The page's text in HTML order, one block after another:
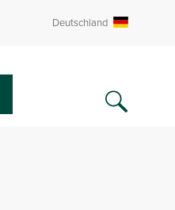
Deutschland